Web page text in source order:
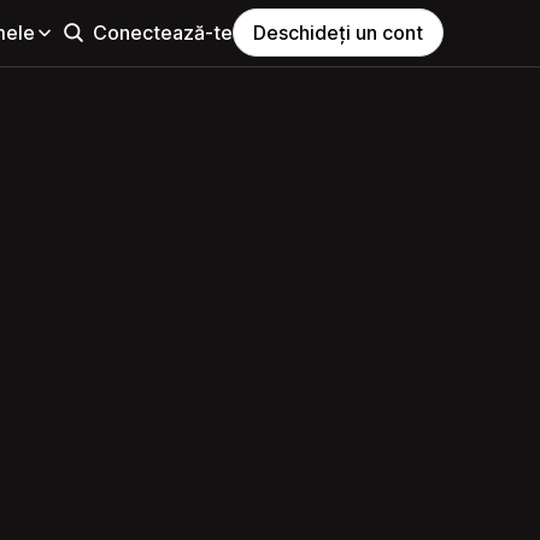
Conectează-te Deschideți un cont